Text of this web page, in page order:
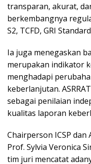
transparan, akurat,
berkembangnya
S2, TCFD, GRI
Ia juga menegaskan
merupakan indikator
menghadapi
keberlanjutan.
sebagai penilaian
kualitas laporan
Chairperson ICSP dan
Prof. Sylvia Veronica
tim juri mencatat